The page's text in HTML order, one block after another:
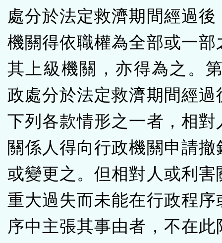
處分於法定救濟期間經過後
機關得依職權為全部或一部
其上級機關，亦得為之。
政處分於法定救濟期間經過
下列各款情形之一者，相對
關係人得向行政機關申請撤
或變更之。但相對人或利害
重大過失而未能在行政程序
序中主張其事由者，不在此